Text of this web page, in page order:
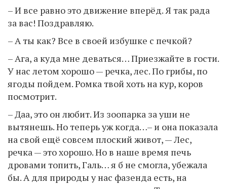
– И все равно это движение вперёд. Я так рада
за вас! Поздравляю.
– А ты как? Все в своей избушке с печкой?
– Ага, а куда мне деваться… Приезжайте в гости.
У нас летом хорошо — речка, лес. По грибы, по
ягоды пойдем. Ромка твой хоть на кур, коров
посмотрит.
– Даа, это он любит. Из зоопарка за уши не
вытянешь. Но теперь уж когда…– и она показала
на свой ещё совсем плоский живот, — Лес,
речка — это хорошо. Но в наше время печь
дровами топить, Галь… я б не смогла, убежала
бы. А для природы у нас фазенда есть, на